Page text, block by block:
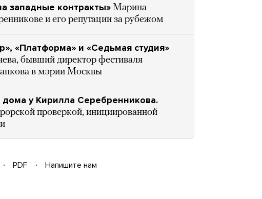
западные контракты» Марина
и его репутации за рубежом
«Платформа» и «Седьмая студия»
бывший директор фестиваля
в мэрии Москвы
дома у Кирилла Серебренникова.
проверкой, инициированной
PDF
Напишите нам